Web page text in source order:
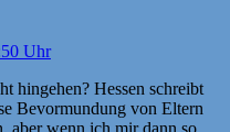
Uhr
hingehen? Hessen schreibt
Bevormundung von Eltern
aber wenn ich mir dann so